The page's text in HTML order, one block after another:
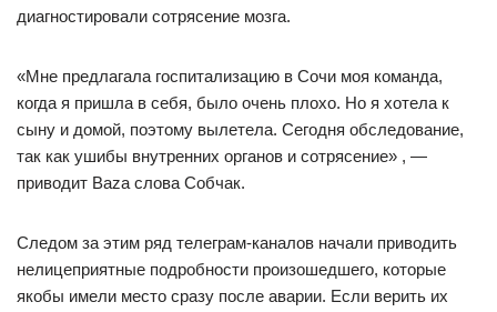
диагностировали сотрясение мозга.
«Мне предлагала госпитализацию в Сочи моя команда,
когда я пришла в себя, было очень плохо. Но я хотела к
сыну и домой, поэтому вылетела. Сегодня обследование,
так как ушибы внутренних органов и сотрясение» , —
приводит Baza слова Собчак.
Следом за этим ряд телеграм-каналов начали приводить
нелицеприятные подробности произошедшего, которые
якобы имели место сразу после аварии. Если верить их